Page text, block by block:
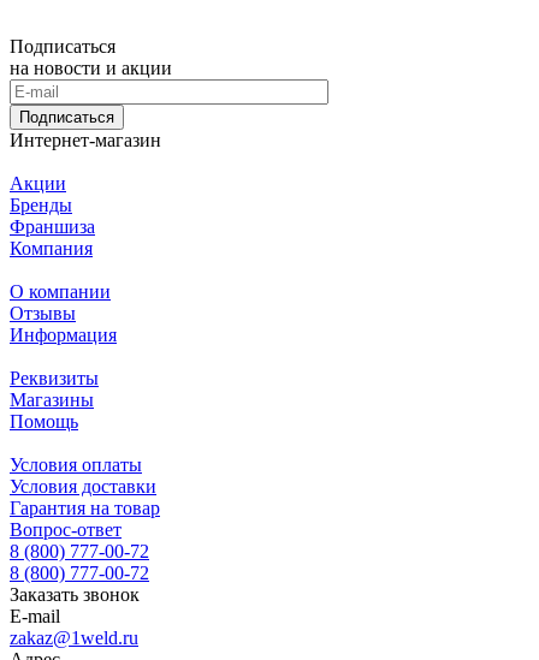
Подписаться
на новости и акции
Подписаться
Интернет-магазин
Акции
Бренды
Франшиза
Компания
О компании
Отзывы
Информация
Реквизиты
Магазины
Помощь
Условия оплаты
Условия доставки
Гарантия на товар
Вопрос-ответ
8 (800) 777-00-72
8 (800) 777-00-72
Заказать звонок
E-mail
zakaz@1weld.ru